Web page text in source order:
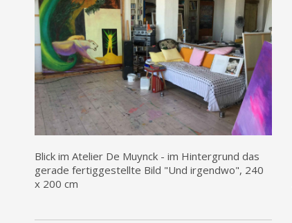
Blick im Atelier De Muynck - im Hintergrund das
gerade fertiggestellte Bild "Und irgendwo", 240
x 200 cm